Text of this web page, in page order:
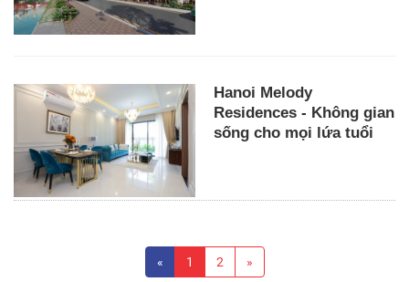
Hanoi Melody
Residences - Không gian
sống cho mọi lứa tuổi
« 1 2 »